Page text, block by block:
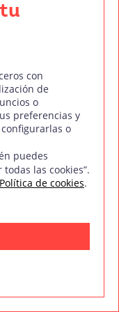
más
por Carlota
de planos
y milimetrado.
proyecto.
con
de
o
preferencias y
o
puedes
las cookies”.
Política de cookies.